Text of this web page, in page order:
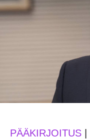
PÄÄKIRJOITUS |